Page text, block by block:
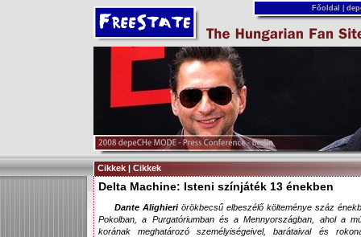
Főoldal
Cikkek | Cikkek
Delta Machine: Isteni színjáték 13 énekben
Dante Alighieriörökbecsű elbeszélő költeménye száz
Pokolban, a Purgatóriumban és a Mennyországban, ahol a
korának meghatározó személyiségeivel, barátaival és